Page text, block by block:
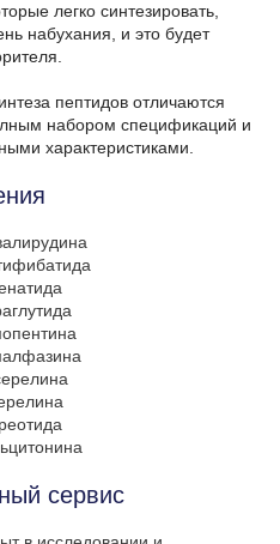
легко синтезировать,
набухания, и это будет
пептидов отличаются
набором спецификаций и
характеристиками.
сервис